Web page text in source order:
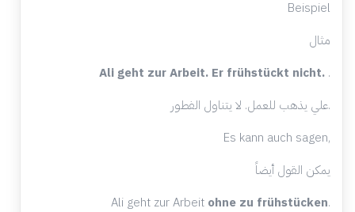
Beispiel
مثال
Ali geht zur Arbeit. Er frühstückt nicht. .
علي يذهب للعمل. لا يتناول الفطور.
Es kann auch sagen,
يمكن القول أيضاً
Ali geht zur Arbeit ohne zu frühstücken.